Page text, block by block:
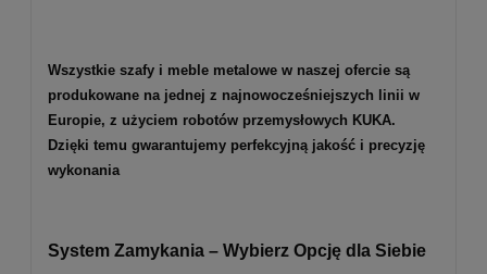
Wszystkie szafy i meble metalowe w naszej ofercie są
produkowane na jednej z najnowocześniejszych linii w
Europie, z użyciem robotów przemysłowych KUKA.
Dzięki temu gwarantujemy perfekcyjną jakość i precyzję
wykonania
System Zamykania – Wybierz Opcję dla Siebie